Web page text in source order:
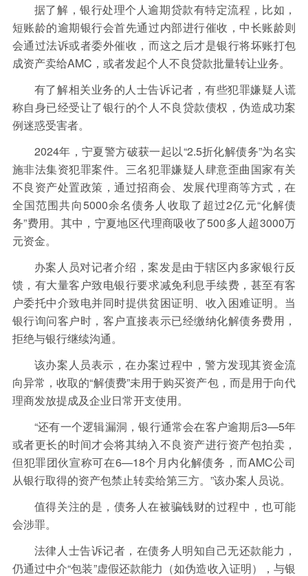
据了解，银行处理个人逾期贷款有特定流程，比如，
短账龄的逾期银行会首先通过内部进行催收，中长账龄则
会通过法诉或者委外催收，而这之后才是银行将坏账打包
成资产卖给AMC，或者发起个人不良贷款批量转让业务。
有了解相关业务的人士告诉记者，有些犯罪嫌疑人谎
称自身已经受让了银行的个人不良贷款债权，伪造成功案
例迷惑受害者。
2024年，宁夏警方破获一起以“2.5折化解债务”为名实
施非法集资犯罪案件。三名犯罪嫌疑人肆意歪曲国家有关
不良资产处置政策，通过招商会、发展代理商等方式，在
全国范围共向5000余名债务人收取了超过2亿元“化解债
务”费用。其中，宁夏地区代理商吸收了500多人超3000万
元资金。
办案人员对记者介绍，案发是由于辖区内多家银行反
馈，有大量客户致电银行要求减免利息手续费，甚至有客
户委托中介致电并同时提供贫困证明、收入困难证明。当
银行询问客户时，客户直接表示已经缴纳化解债务费用，
拒绝与银行继续沟通。
该办案人员表示，在办案过程中，警方发现其资金流
向异常，收取的“解债费”未用于购买资产包，而是用于向代
理商发放提成及企业日常开支使用。
“还有一个逻辑漏洞，银行通常会在客户逾期后3—5年
或者更长的时间才会将其纳入不良资产进行资产包拍卖，
但犯罪团伙宣称可在6—18个月内化解债务，而AMC公司
从银行取得的资产包禁止转卖给第三方。”该办案人员说。
值得关注的是，债务人在被骗钱财的过程中，也可能
会涉罪。
法律人士告诉记者，在债务人明知自己无还款能力，
仍通过中介“包装”虚假还款能力（如伪造收入证明），与银